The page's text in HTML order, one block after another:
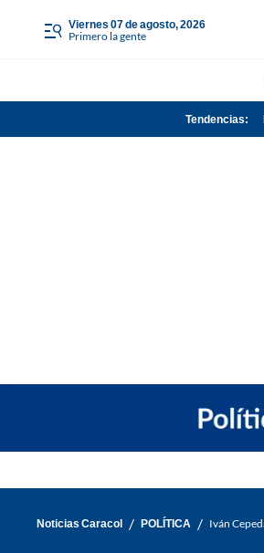
viernes 07 de agosto, 2026
Primero la gente
Tendencias:
Noticias Caracol / POLÍTICA / Iván